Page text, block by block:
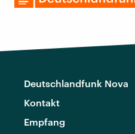
Deutschlandfunk Nova
Kontakt
Empfang